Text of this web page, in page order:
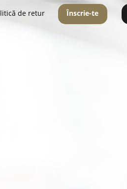
de retur Înscrie-te